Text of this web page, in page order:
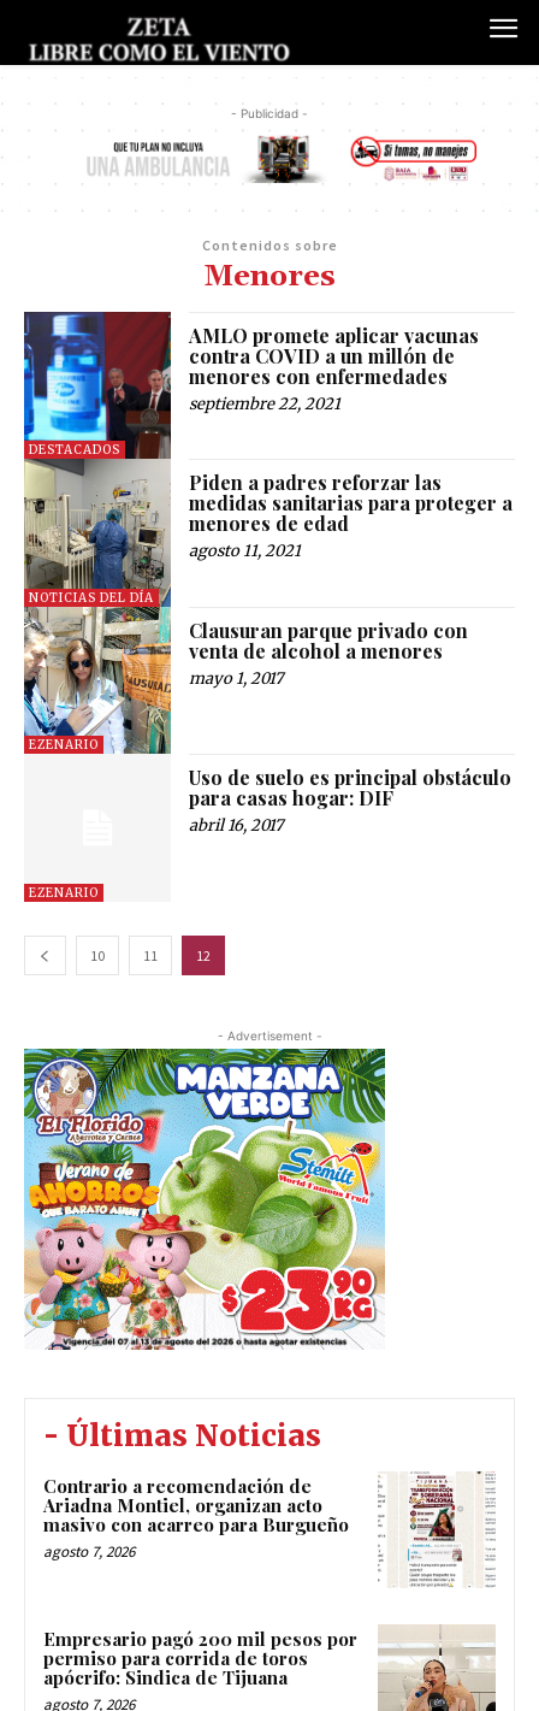
- Publicidad -
Contenidos sobre
Menores
DESTACADOS
AMLO promete aplicar vacunas
contra COVID a un millón de
menores con enfermedades
septiembre 22, 2021
NOTICIAS DEL DÍA
Piden a padres reforzar las
medidas sanitarias para proteger a
menores de edad
agosto 11, 2021
EZENARIO
Clausuran parque privado con
venta de alcohol a menores
mayo 1, 2017
EZENARIO
Uso de suelo es principal obstáculo
para casas hogar: DIF
abril 16, 2017
10 11 12
- Advertisement -
- Últimas Noticias
Contrario a recomendación de
Ariadna Montiel, organizan acto
masivo con acarreo para Burgueño
agosto 7, 2026
Empresario pagó 200 mil pesos por
permiso para corrida de toros
apócrifo: Sindica de Tijuana
agosto 7, 2026